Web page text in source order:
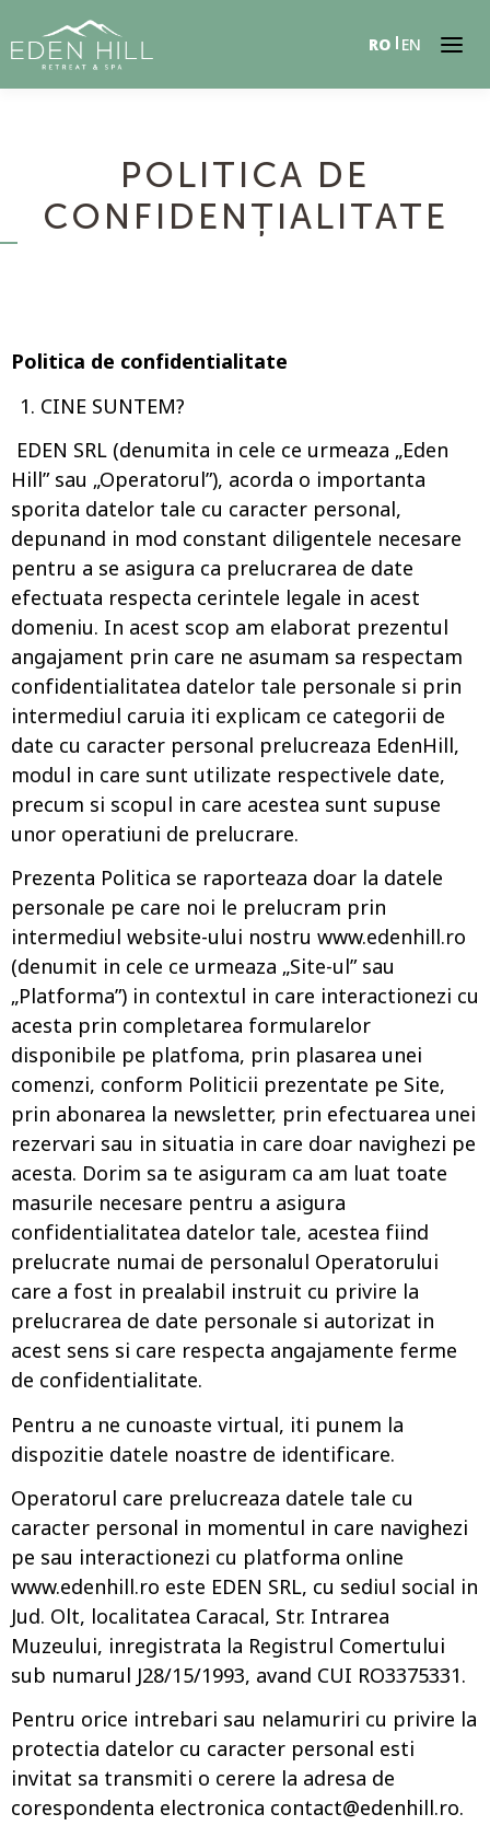
RO EN
POLITICA DE
CONFIDENȚIALITATE
Politica de confidentialitate
CINE SUNTEM?
EDEN SRL (denumita in cele ce urmeaza „Eden
Hill” sau „Operatorul”), acorda o importanta
sporita datelor tale cu caracter personal,
depunand in mod constant diligentele necesare
pentru a se asigura ca prelucrarea de date
efectuata respecta cerintele legale in acest
domeniu. In acest scop am elaborat prezentul
angajament prin care ne asumam sa respectam
confidentialitatea datelor tale personale si prin
intermediul caruia iti explicam ce categorii de
date cu caracter personal prelucreaza EdenHill,
modul in care sunt utilizate respectivele date,
precum si scopul in care acestea sunt supuse
unor operatiuni de prelucrare.
Prezenta Politica se raporteaza doar la datele
personale pe care noi le prelucram prin
intermediul website-ului nostru www.edenhill.ro
(denumit in cele ce urmeaza „Site-ul” sau
„Platforma”) in contextul in care interactionezi cu
acesta prin completarea formularelor
disponibile pe platfoma, prin plasarea unei
comenzi, conform Politicii prezentate pe Site,
prin abonarea la newsletter, prin efectuarea unei
rezervari sau in situatia in care doar navighezi pe
acesta. Dorim sa te asiguram ca am luat toate
masurile necesare pentru a asigura
confidentialitatea datelor tale, acestea fiind
prelucrate numai de personalul Operatorului
care a fost in prealabil instruit cu privire la
prelucrarea de date personale si autorizat in
acest sens si care respecta angajamente ferme
de confidentialitate.
Pentru a ne cunoaste virtual, iti punem la
dispozitie datele noastre de identificare.
Operatorul care prelucreaza datele tale cu
caracter personal in momentul in care navighezi
pe sau interactionezi cu platforma online
www.edenhill.ro este EDEN SRL, cu sediul social in
Jud. Olt, localitatea Caracal, Str. Intrarea
Muzeului, inregistrata la Registrul Comertului
sub numarul J28/15/1993, avand CUI RO3375331.
Pentru orice intrebari sau nelamuriri cu privire la
protectia datelor cu caracter personal esti
invitat sa transmiti o cerere la adresa de
corespondenta electronica contact@edenhill.ro.